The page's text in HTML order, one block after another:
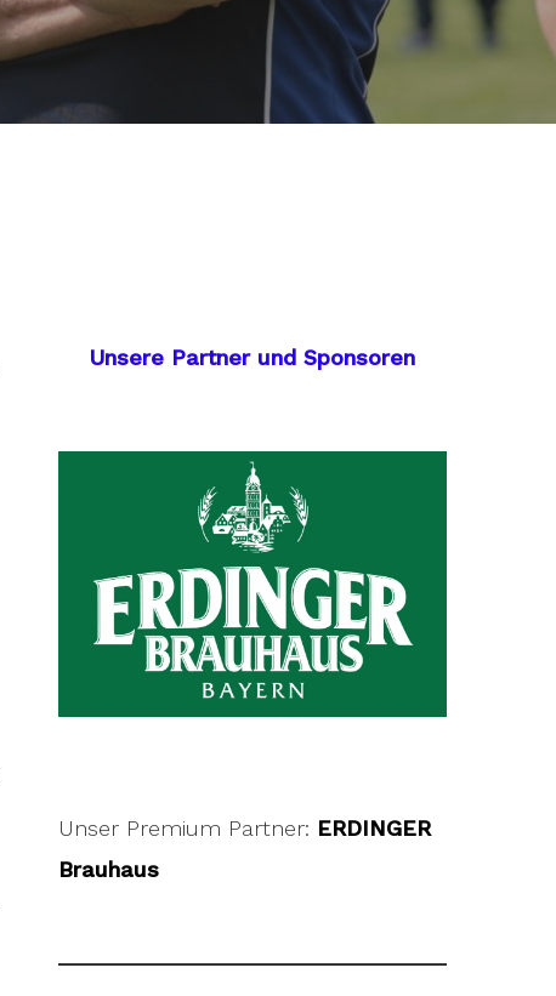
Unsere Partner und Sponsoren
Unser Premium Partner: ERDINGER
Brauhaus